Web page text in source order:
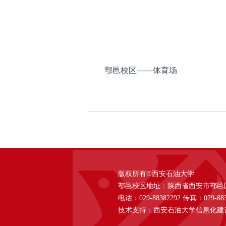
鄠邑校区——体育场
版权所有©西安石油大学
鄠邑校区地址：陕西省西安市鄠
电话：029-88382292 传真：029-
技术支持：西安石油大学信息化建